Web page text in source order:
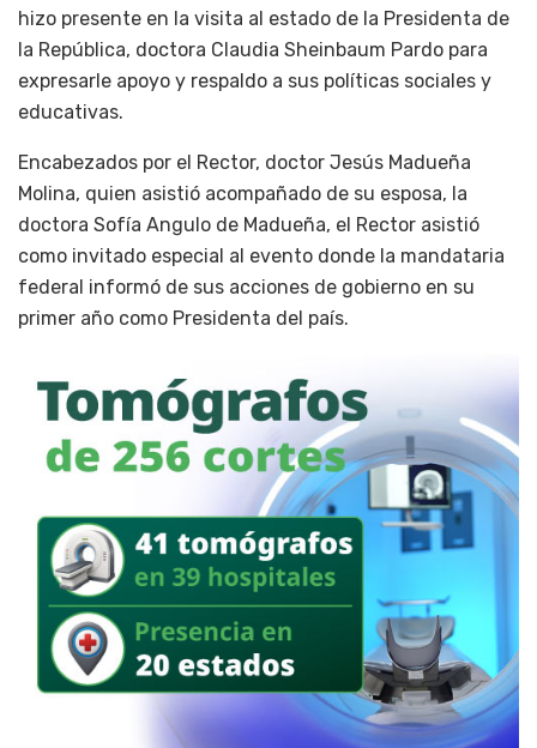
hizo presente en la visita al estado de la Presidenta de
la República, doctora Claudia Sheinbaum Pardo para
expresarle apoyo y respaldo a sus políticas sociales y
educativas.
Encabezados por el Rector, doctor Jesús Madueña
Molina, quien asistió acompañado de su esposa, la
doctora Sofía Angulo de Madueña, el Rector asistió
como invitado especial al evento donde la mandataria
federal informó de sus acciones de gobierno en su
primer año como Presidenta del país.